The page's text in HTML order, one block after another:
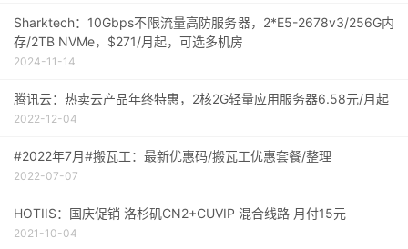
Sharktech：10Gbps不限流量高防服务器，2*E5-2678v3/256G内
存/2TB NVMe，$271/月起，可选多机房
2024-11-14
腾讯云：热卖云产品年终特惠，2核2G轻量应用服务器6.58元/月起
2022-12-04
#2022年7月#搬瓦工：最新优惠码/搬瓦工优惠套餐/整理
2022-07-07
HOTIIS：国庆促销 洛杉矶CN2+CUVIP 混合线路 月付15元
2021-10-04